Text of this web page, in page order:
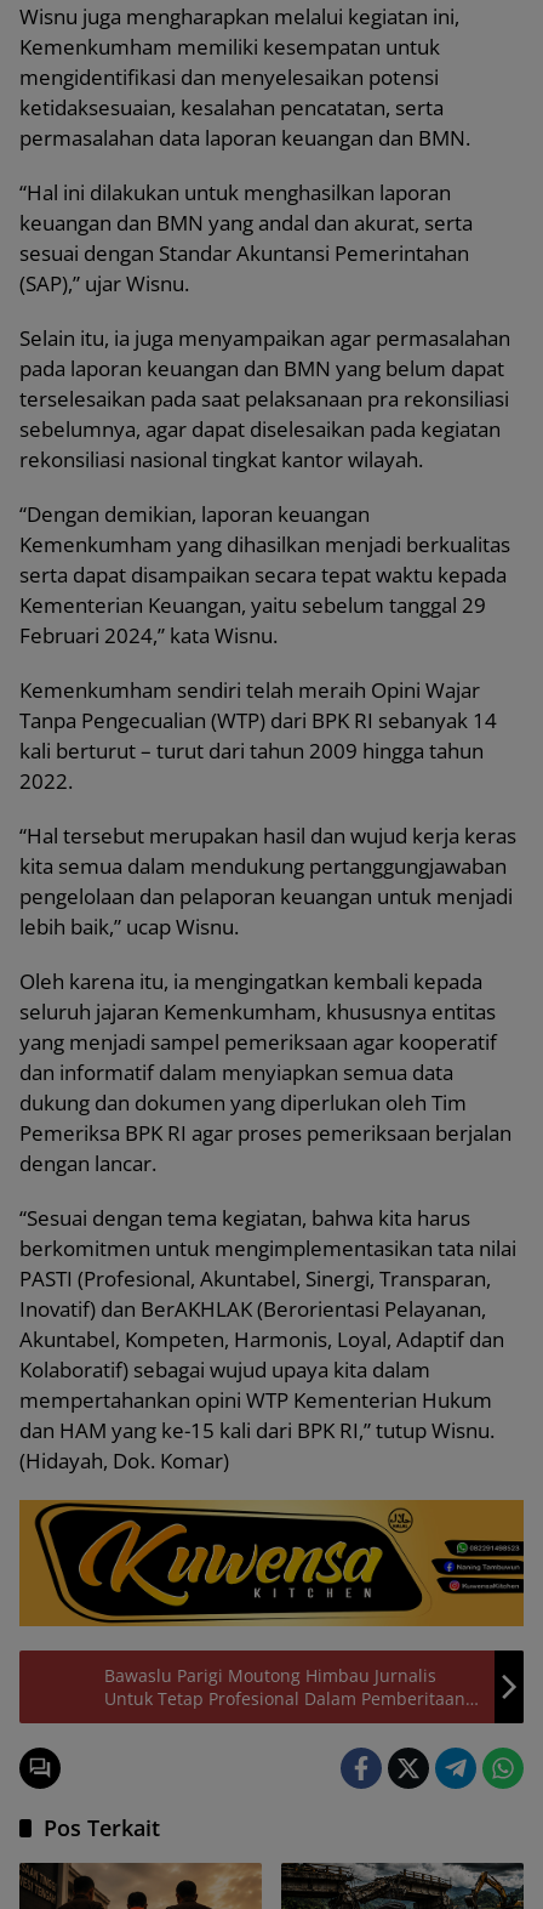
Wisnu juga mengharapkan melalui kegiatan ini,
Kemenkumham memiliki kesempatan untuk
mengidentifikasi dan menyelesaikan potensi
ketidaksesuaian, kesalahan pencatatan, serta
permasalahan data laporan keuangan dan BMN.
“Hal ini dilakukan untuk menghasilkan laporan
keuangan dan BMN yang andal dan akurat, serta
sesuai dengan Standar Akuntansi Pemerintahan
(SAP),” ujar Wisnu.
Selain itu, ia juga menyampaikan agar permasalahan
pada laporan keuangan dan BMN yang belum dapat
terselesaikan pada saat pelaksanaan pra rekonsiliasi
sebelumnya, agar dapat diselesaikan pada kegiatan
rekonsiliasi nasional tingkat kantor wilayah.
“Dengan demikian, laporan keuangan
Kemenkumham yang dihasilkan menjadi berkualitas
serta dapat disampaikan secara tepat waktu kepada
Kementerian Keuangan, yaitu sebelum tanggal 29
Februari 2024,” kata Wisnu.
Kemenkumham sendiri telah meraih Opini Wajar
Tanpa Pengecualian (WTP) dari BPK RI sebanyak 14
kali berturut – turut dari tahun 2009 hingga tahun
2022.
“Hal tersebut merupakan hasil dan wujud kerja keras
kita semua dalam mendukung pertanggungjawaban
pengelolaan dan pelaporan keuangan untuk menjadi
lebih baik,” ucap Wisnu.
Oleh karena itu, ia mengingatkan kembali kepada
seluruh jajaran Kemenkumham, khususnya entitas
yang menjadi sampel pemeriksaan agar kooperatif
dan informatif dalam menyiapkan semua data
dukung dan dokumen yang diperlukan oleh Tim
Pemeriksa BPK RI agar proses pemeriksaan berjalan
dengan lancar.
“Sesuai dengan tema kegiatan, bahwa kita harus
berkomitmen untuk mengimplementasikan tata nilai
PASTI (Profesional, Akuntabel, Sinergi, Transparan,
Inovatif) dan BerAKHLAK (Berorientasi Pelayanan,
Akuntabel, Kompeten, Harmonis, Loyal, Adaptif dan
Kolaboratif) sebagai wujud upaya kita dalam
mempertahankan opini WTP Kementerian Hukum
dan HAM yang ke-15 kali dari BPK RI,” tutup Wisnu.
(Hidayah, Dok. Komar)
Bawaslu Parigi Moutong Himbau Jurnalis
Untuk Tetap Profesional Dalam Pemberitaan
Pemilu 2024
Pos Terkait